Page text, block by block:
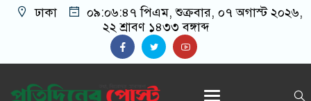
ঢাকা ০৯:০৬:৪৭ পিএম, শুক্রবার, ০৭ অগাস্ট ২০২৬,
২২ শ্রাবণ ১৪৩৩ বঙ্গাব্দ